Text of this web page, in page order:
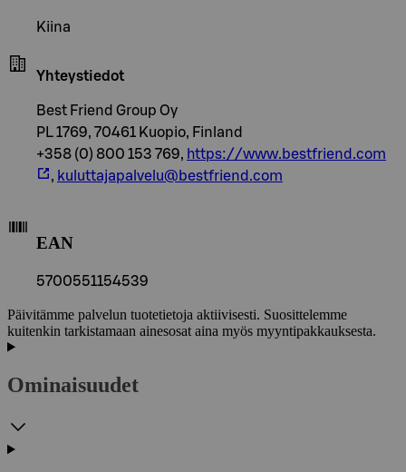
Kiina
Yhteystiedot
Best Friend Group Oy
PL 1769, 70461 Kuopio, Finland
+358 (0) 800 153 769, https://www.bestfriend.com
, kuluttajapalvelu@bestfriend.com
EAN
5700551154539
Päivitämme palvelun tuotetietoja aktiivisesti. Suosittelemme
kuitenkin tarkistamaan ainesosat aina myös myyntipakkauksesta.
Ominaisuudet